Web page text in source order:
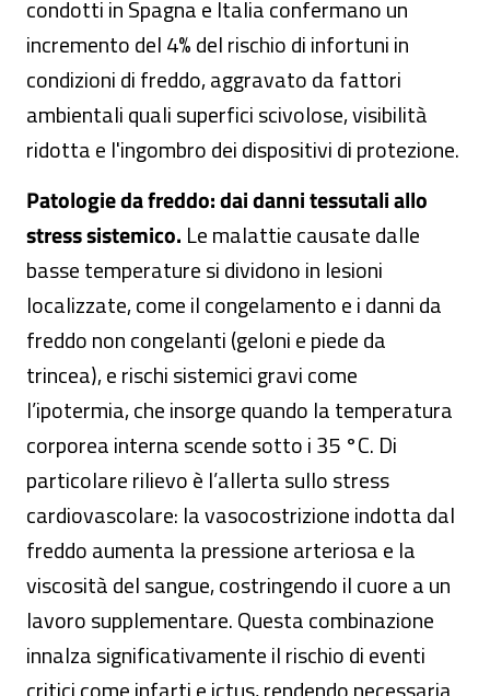
condotti in Spagna e Italia confermano un
incremento del 4% del rischio di infortuni in
condizioni di freddo, aggravato da fattori
ambientali quali superfici scivolose, visibilità
ridotta e l'ingombro dei dispositivi di protezione.
Patologie da freddo: dai danni tessutali allo
stress sistemico. Le malattie causate dalle
basse temperature si dividono in lesioni
localizzate, come il congelamento e i danni da
freddo non congelanti (geloni e piede da
trincea), e rischi sistemici gravi come
l’ipotermia, che insorge quando la temperatura
corporea interna scende sotto i 35 °C. Di
particolare rilievo è l’allerta sullo stress
cardiovascolare: la vasocostrizione indotta dal
freddo aumenta la pressione arteriosa e la
viscosità del sangue, costringendo il cuore a un
lavoro supplementare. Questa combinazione
innalza significativamente il rischio di eventi